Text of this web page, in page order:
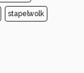
stapelwolk